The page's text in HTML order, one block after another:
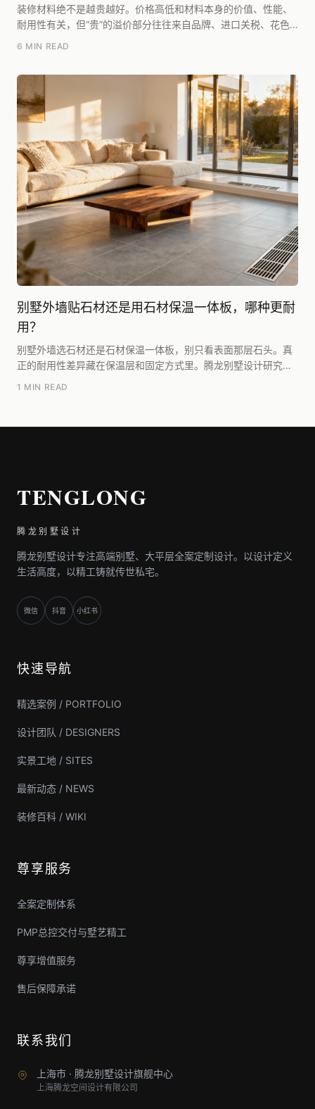
装修材料绝不是越贵越好。价格高低和材料本身的价值、性能、
耐用性有关，但“贵”的溢价部分往往来自品牌、进口关税、花色
6 MIN READ
别墅外墙贴石材还是用石材保温一体板，哪种更耐
用？
别墅外墙选石材还是石材保温一体板，别只看表面那层石头。真
正的耐用性差异藏在保温层和固定方式里。腾龙别墅设计研究院
1 MIN READ
TENGLONG
腾龙别墅设计
腾龙别墅设计专注高端别墅、大平层全案定制设计。以设计定义
生活高度，以精工铸就传世私宅。
微信 抖音 小红书
快速导航
精选案例 / PORTFOLIO
设计团队 / DESIGNERS
实景工地 / SITES
最新动态 / NEWS
装修百科 / WIKI
尊享服务
全案定制体系
PMP总控交付与墅艺精工
尊享增值服务
售后保障承诺
联系我们
上海市 · 腾龙别墅设计旗舰中心
上海腾龙空间设计有限公司